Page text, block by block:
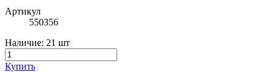
Артикул
550356
Наличие: 21 шт
Купить